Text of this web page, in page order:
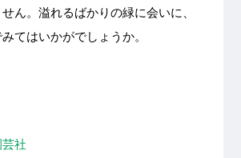
ん。溢れるばかりの緑に会いに、
てはいかがでしょうか。
社